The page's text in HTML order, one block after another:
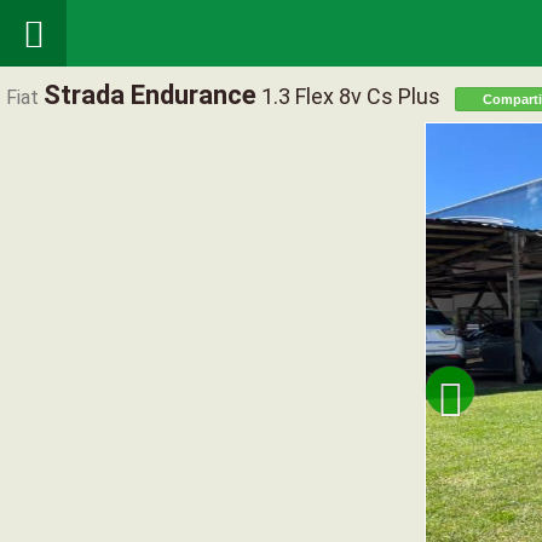

Fiat Strada Endurance 1.3 Flex 8v Cs Plus
